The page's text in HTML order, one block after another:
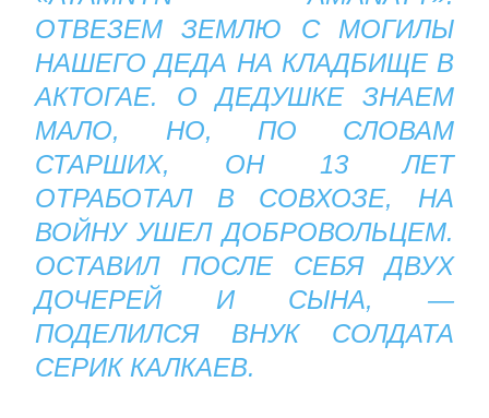
ОТВЕЗЕМ ЗЕМЛЮ С МОГИЛЫ
НАШЕГО ДЕДА НА КЛАДБИЩЕ В
АКТОГАЕ. О ДЕДУШКЕ ЗНАЕМ
МАЛО, НО, ПО СЛОВАМ
СТАРШИХ, ОН 13 ЛЕТ
ОТРАБОТАЛ В СОВХОЗЕ, НА
ВОЙНУ УШЕЛ ДОБРОВОЛЬЦЕМ.
ОСТАВИЛ ПОСЛЕ СЕБЯ ДВУХ
ДОЧЕРЕЙ И СЫНА, —
ПОДЕЛИЛСЯ ВНУК СОЛДАТА
СЕРИК КАЛКАЕВ.